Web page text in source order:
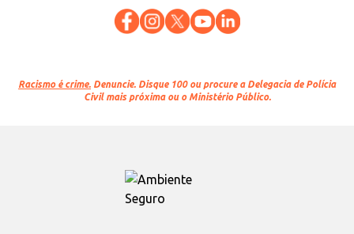
Racismo é crime. Denuncie. Disque 100 ou procure a Delegacia de Polícia
Civil mais próxima ou o Ministério Público.